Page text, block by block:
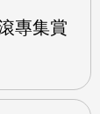
專集賞